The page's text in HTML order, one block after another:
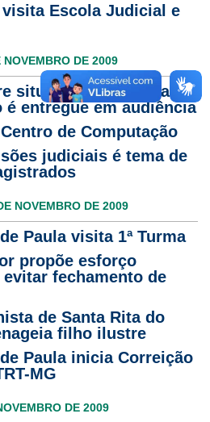
visita Escola Judicial e
DE 2009
situação do Hospital
é entregue em audiência
de Computação
judiciais é tema de
NOVEMBRO DE 2009
Paula visita 1ª Turma
propõe esforço
fechamento de
de Santa Rita do
filho ilustre
Paula inicia Correição
MG
DE 2009